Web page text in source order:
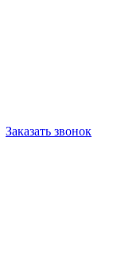
Заказать звонок